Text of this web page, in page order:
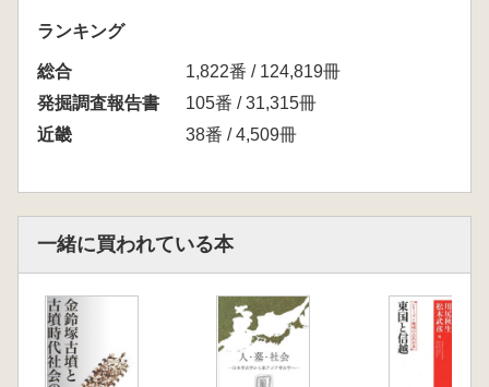
ランキング
総合
1,822番 / 124,819冊
発掘調査報告書
105番 / 31,315冊
近畿
38番 / 4,509冊
一緒に買われている本